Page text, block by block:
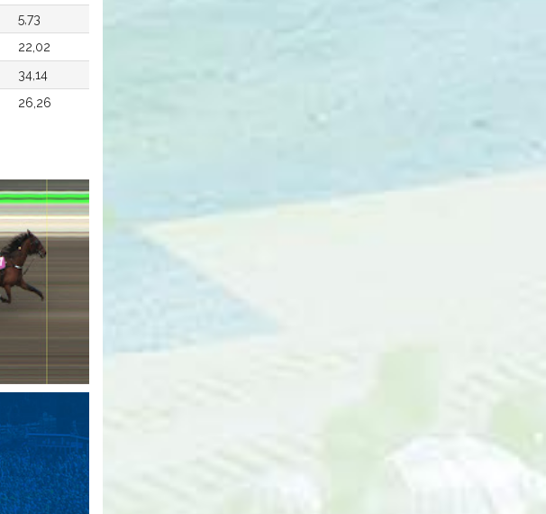
5,73
22,02
34,14
26,26